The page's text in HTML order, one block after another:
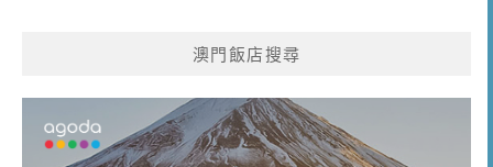
澳門飯店搜尋